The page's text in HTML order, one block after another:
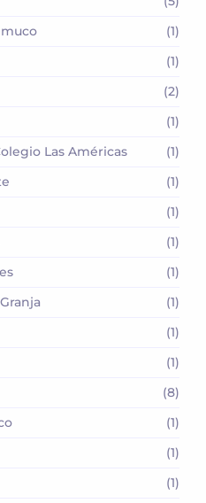
(1)
(1)
(2)
(1)
Las Américas
(1)
(1)
(1)
(1)
(1)
(1)
(1)
(1)
(8)
(1)
(1)
(1)